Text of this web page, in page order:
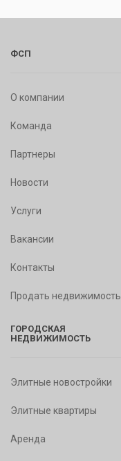
ФСП
О компании
Команда
Партнеры
Новости
Услуги
Вакансии
Контакты
Продать недвижимость
ГОРОДСКАЯ
НЕДВИЖИМОСТЬ
Элитные новостройки
Элитные квартиры
Аренда